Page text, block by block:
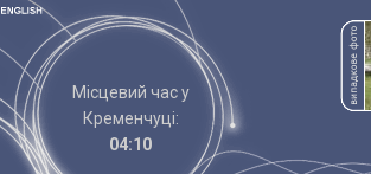
Місцевий час у
Кременчуці:
04:10